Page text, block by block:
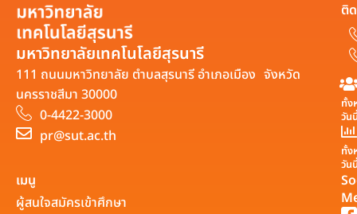
มหาวิทยาลัยเทคโนโลยีสุรนารี
111 ถนนมหาวิทยาลัย ตำบลสุรนารี อำเภอเมือง จังหวัด
นครราชสีมา 30000
0-4422-3000
pr@sut.ac.th
ติ
ทั้ง
วัน
ทั้ง
วัน
เมนู
ผู้สนใจสมัครเข้าศึกษา